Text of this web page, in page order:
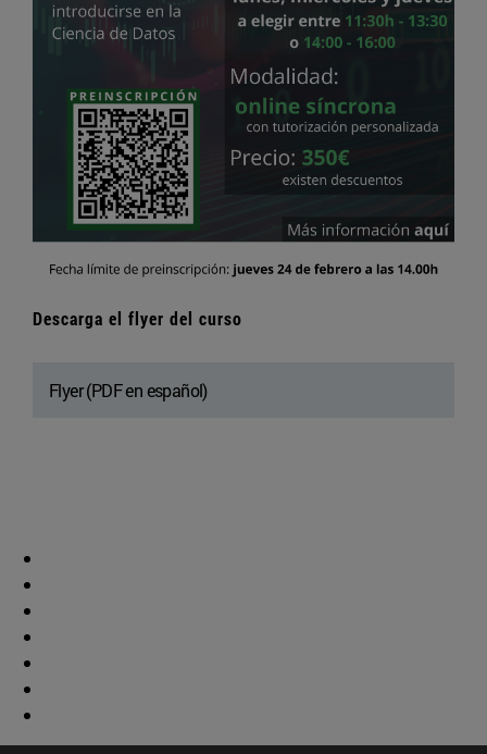
Descarga el flyer del curso
Flyer (PDF en español)